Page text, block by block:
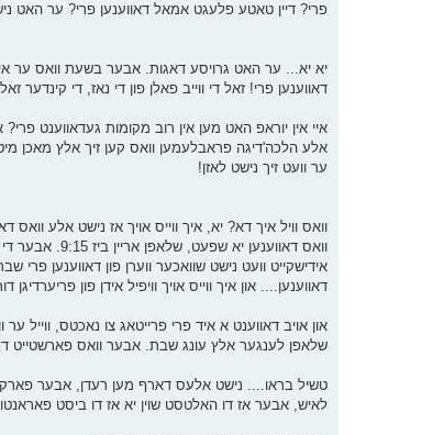
פרי? דיין טאטע פלעגט אמאל דאווענען פרי? ער האט
יא יא... ער האט גרויסע דאגות. אבער בשעת וואס ער
דאווענען פרי! זאל די ווייב פאלן פון די נאז, די
איי אין יוראפ האט מען אין רוב מקומות געדאווענט
אלע הלכה'דיגה פראבלעמען וואס קען זיך אלץ מאכן
ער וועט זיך נישט לאזן!
וואס וויל איך דא? יא, איך ווייס אויך אז נישט אלע וואס
וואס
אידישקייט וועט נישט שוואכער ווערן פון דאווענען פרי
דאווענען.... און איך ווייס אויך וויפיל אידן פון
און אויב דאווענט א איד פרי פרייטאג צו נאכטס,
שלאפן לענגער אלץ עונג שבת. אבער וואס פארשטייט
טשיל בראו.... נישט אלעס דארף מען רעדן, אבער
לאיש, אבער אז דו האלטסט שוין יא אז דו ביסט